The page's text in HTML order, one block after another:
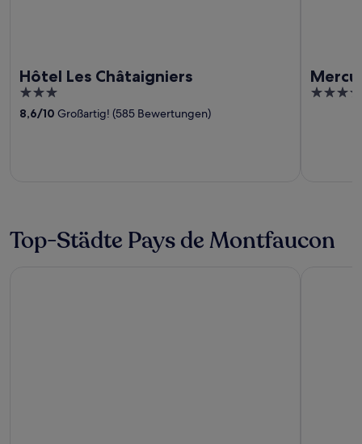
Hôtel Les Châtaigniers
3
out
8,6/10 Großartig! (585 Bewertungen)
4
Top-Städte Pays de Montfaucon